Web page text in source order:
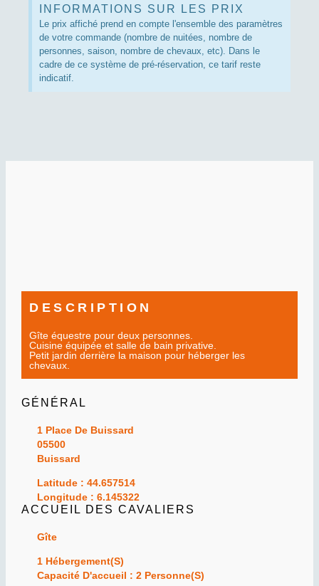
INFORMATIONS SUR LES PRIX
Le prix affiché prend en compte l'ensemble des paramètres
de votre commande (nombre de nuitées, nombre de
personnes, saison, nombre de chevaux, etc). Dans le
cadre de ce système de pré-réservation, ce tarif reste
indicatif.
DESCRIPTION
Gîte équestre pour deux personnes.
Cuisine équipée et salle de bain privative.
Petit jardin derrière la maison pour héberger les
chevaux.
GÉNÉRAL
1 Place De Buissard
05500
Buissard
Latitude : 44.657514
Longitude : 6.145322
ACCUEIL DES CAVALIERS
Gîte
1 Hébergement(s)
Capacité D'accueil : 2 Personne(s)